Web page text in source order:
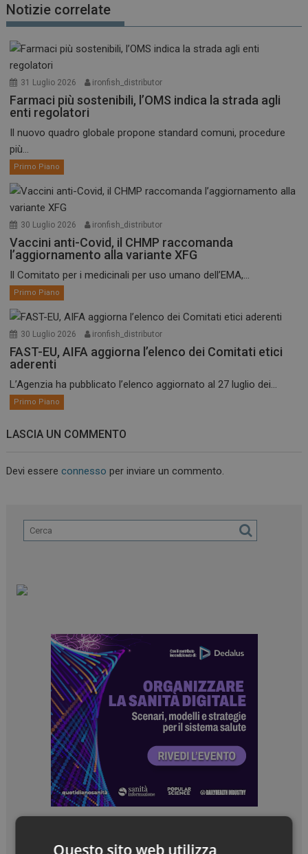
Notizie correlate
31 Luglio 2026 ironfish_distributor
Farmaci più sostenibili, l’OMS indica la strada agli
enti regolatori
Il nuovo quadro globale propone standard comuni, procedure
più...
Primo Piano
30 Luglio 2026 ironfish_distributor
Vaccini anti-Covid, il CHMP raccomanda
l’aggiornamento alla variante XFG
Il Comitato per i medicinali per uso umano dell’EMA,...
Primo Piano
30 Luglio 2026 ironfish_distributor
FAST-EU, AIFA aggiorna l’elenco dei Comitati etici
aderenti
L’Agenzia ha pubblicato l’elenco aggiornato al 27 luglio dei...
Primo Piano
LASCIA UN COMMENTO
Devi essereconnesso per inviare un commento.
Questo sito web utilizza